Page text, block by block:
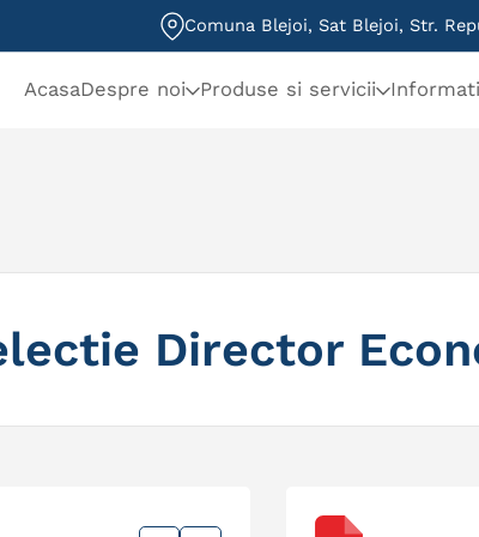
Comuna Blejoi, Sat Blejoi, Str.
AcasaDespre noi Produse si servicii
Director